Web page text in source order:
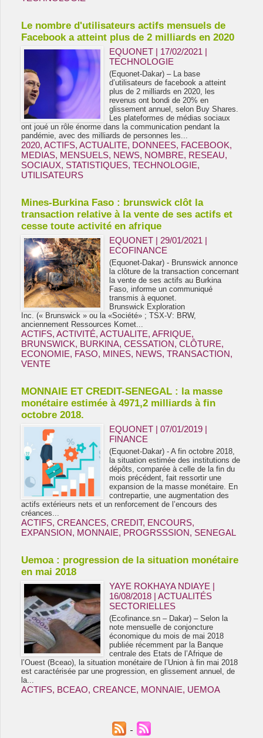
Le nombre d'utilisateurs actifs mensuels de
Facebook a atteint plus de 2 milliards en 2020
EQUONET | 17/02/2021 |
TECHNOLOGIE
(Equonet-Dakar) – La base
d’utilisateurs de facebook a atteint
plus de 2 milliards en 2020, les
revenus ont bondi de 20% en
glissement annuel, selon Buy Shares.
Les plateformes de médias sociaux
ont joué un rôle énorme dans la communication pendant la
pandémie, avec des milliards de personnes les...
2020, ACTIFS, ACTUALITE, DONNEES, FACEBOOK,
MEDIAS, MENSUELS, NEWS, NOMBRE, RESEAU,
SOCIAUX, STATISTIQUES, TECHNOLOGIE,
UTILISATEURS
Mines-Burkina Faso : brunswick clôt la
transaction relative à la vente de ses actifs et
cesse toute activité en afrique
EQUONET | 29/01/2021 |
ECOFINANCE
(Equonet-Dakar) - Brunswick annonce
la clôture de la transaction concernant
la vente de ses actifs au Burkina
Faso, informe un communiqué
transmis à equonet.
Brunswick Exploration
Inc. (« Brunswick » ou la «Société» ; TSX-V: BRW,
anciennement Ressources Komet...
ACTIFS, ACTIVITÉ, ACTUALITE, AFRIQUE,
BRUNSWICK, BURKINA, CESSATION, CLÔTURE,
ECONOMIE, FASO, MINES, NEWS, TRANSACTION,
VENTE
MONNAIE ET CREDIT-SENEGAL : la masse
monétaire estimée à 4971,2 milliards à fin
octobre 2018.
EQUONET | 07/01/2019 |
FINANCE
(Equonet-Dakar) - A fin octobre 2018,
la situation estimée des institutions de
dépôts, comparée à celle de la fin du
mois précédent, fait ressortir une
expansion de la masse monétaire. En
contrepartie, une augmentation des
actifs extérieurs nets et un renforcement de l’encours des
créances...
ACTIFS, CREANCES, CREDIT, ENCOURS,
EXPANSION, MONNAIE, PROGRSSSION, SENEGAL
Uemoa : progression de la situation monétaire
en mai 2018
YAYE ROKHAYA NDIAYE |
16/08/2018 |ACTUALITÉS
SECTORIELLES
(Ecofinance.sn – Dakar) – Selon la
note mensuelle de conjoncture
économique du mois de mai 2018
publiée récemment par la Banque
centrale des Etats de l’Afrique de
l’Ouest (Bceao), la situation monétaire de l’Union à fin mai 2018
est caractérisée par une progression, en glissement annuel, de
la...
ACTIFS, BCEAO, CREANCE, MONNAIE, UEMOA